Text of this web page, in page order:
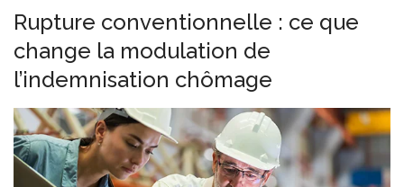
Rupture conventionnelle : ce que
change la modulation de
l’indemnisation chômage